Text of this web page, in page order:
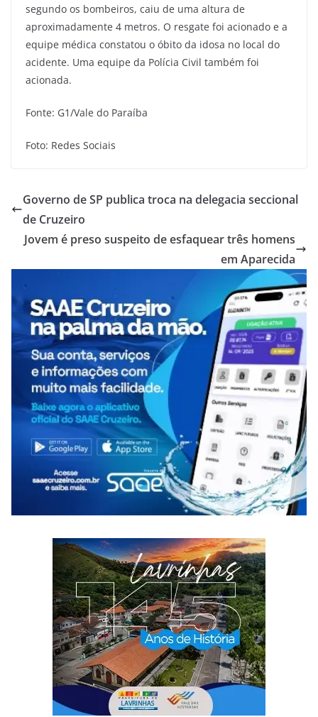
segundo os bombeiros, caiu de uma altura de
aproximadamente 4 metros. O resgate foi acionado e a
equipe médica constatou o óbito da idosa no local do
acidente. Uma equipe da Polícia Civil também foi
acionada.
Fonte: G1/Vale do Paraíba
Foto: Redes Sociais
Governo de SP publica troca na delegacia seccional
de Cruzeiro
Jovem é preso suspeito de esfaquear três homens
em Aparecida